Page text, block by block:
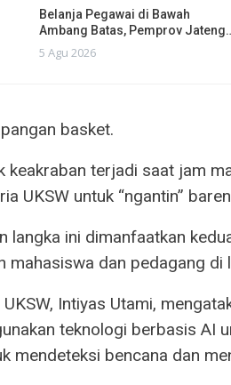
Belanja Pegawai di Bawah
Ambang Batas, Pemprov
5 Agu 2026
basket.
keakraban terjadi saat jam
UKSW untuk “ngantin”
langka ini dimanfaatkan
mahasiswa dan pedagang di
UKSW, Intiyas Utami,
teknologi berbasis AI
mendeteksi bencana dan